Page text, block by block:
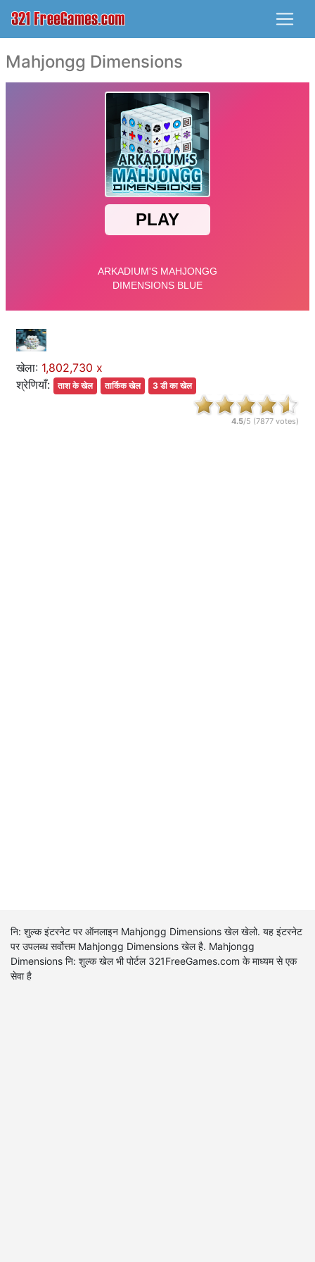
Mahjongg Dimensions
खेला: 1,802,730 x
श्रेणियाँ:
ताश के खेल तार्किक खेल 3 डी का खेल
4.5/5 (7877 votes)
नि: शुल्क इंटरनेट पर ऑनलाइन Mahjongg Dimensions खेल खेलो. यह इंटरनेट
पर उपलब्ध सर्वोत्तम Mahjongg Dimensions खेल है. Mahjongg
Dimensions नि: शुल्क खेल भी पोर्टल 321FreeGames.com के माध्यम से एक
सेवा है